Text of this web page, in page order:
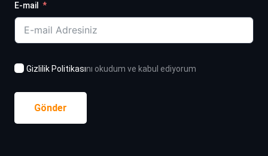
E-mail
Gizlilik Politikasını okudum ve kabul ediyorum
Gönder